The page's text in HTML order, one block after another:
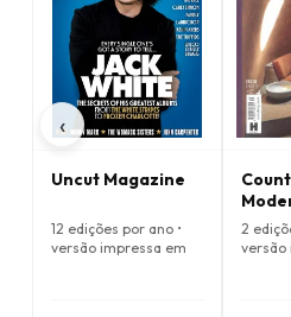
‹
Uncut Magazine
12 edições por ano •
versão impressa em
2
versão